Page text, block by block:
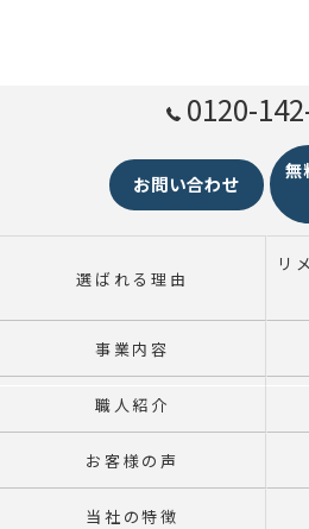
0120-
お問い合わせ
無
選ばれる理由
リ
事業内容
職人紹介
お客様の声
当社の特徴